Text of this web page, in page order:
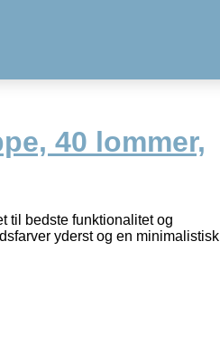
40 lommer,
til bedste funktionalitet og
yderst og en minimalistisk